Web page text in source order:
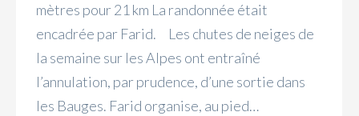
mètres pour 21 km La randonnée était
encadrée par Farid. Les chutes de neiges de
la semaine sur les Alpes ont entraîné
l’annulation, par prudence, d’une sortie dans
les Bauges. Farid organise, au pied…